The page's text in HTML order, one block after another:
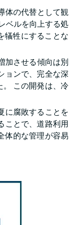
体の代替として観
ベルを向上する処
犠牲にすることな
加させる傾向は別
ョンで、完全な深
この開発は、冷
に腐敗することを
ことで、道路利用
体的な管理が容易